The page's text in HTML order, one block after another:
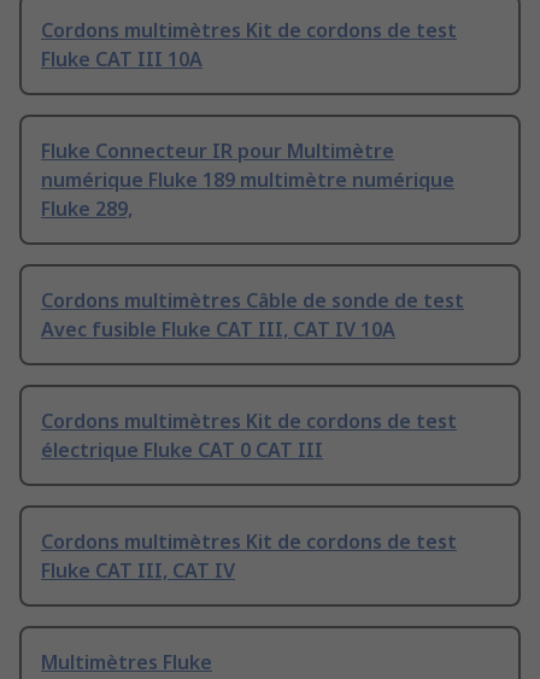
Cordons multimètres Kit de cordons de test
Fluke CAT III 10A
Fluke Connecteur IR pour Multimètre
numérique Fluke 189 multimètre numérique
Fluke 289,
Cordons multimètres Câble de sonde de test
Avec fusible Fluke CAT III, CAT IV 10A
Cordons multimètres Kit de cordons de test
électrique Fluke CAT 0 CAT III
Cordons multimètres Kit de cordons de test
Fluke CAT III, CAT IV
Multimètres Fluke